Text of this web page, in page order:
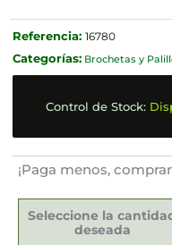
Referencia: 16780
Categorías: Brochetas y
Control de Stock:
¡Paga menos,
Seleccione la
deseada
Decorativos